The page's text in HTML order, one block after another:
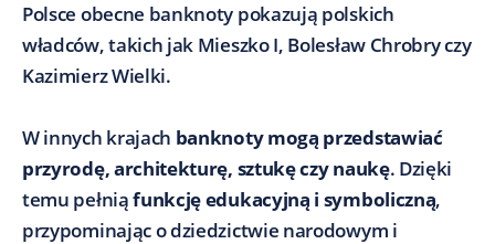
Polsce obecne banknoty pokazują polskich
władców, takich jak Mieszko I, Bolesław Chrobry czy
Kazimierz Wielki.
W innych krajach banknoty mogą przedstawiać
przyrodę, architekturę, sztukę czy naukę. Dzięki
temu pełniąfunkcję edukacyjną i symboliczną,
przypominając o dziedzictwie narodowym i